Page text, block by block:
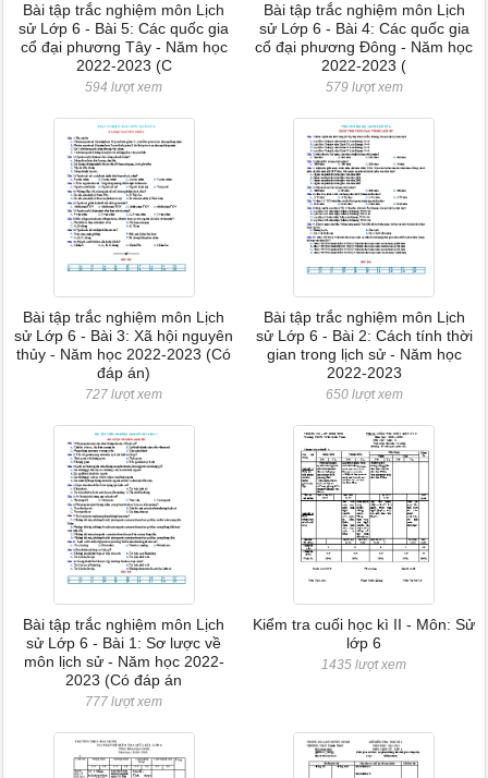
Bài tập trắc nghiệm môn Lịch
sử Lớp 6 - Bài 5: Các quốc gia
cổ đại phương Tây - Năm học
2022-2023 (C
594 lượt xem
Bài tập trắc nghiệm môn Lịch
sử Lớp 6 - Bài 4: Các quốc gia
cổ đại phương Đông - Năm học
2022-2023 (
579 lượt xem
Bài tập trắc nghiệm môn Lịch
sử Lớp 6 - Bài 3: Xã hội nguyên
thủy - Năm học 2022-2023 (Có
đáp án)
727 lượt xem
Bài tập trắc nghiệm môn Lịch
sử Lớp 6 - Bài 2: Cách tính thời
gian trong lịch sử - Năm học
2022-2023
650 lượt xem
Bài tập trắc nghiệm môn Lịch
sử Lớp 6 - Bài 1: Sơ lược về
môn lịch sử - Năm học 2022-
2023 (Có đáp án
777 lượt xem
Kiểm tra cuối học kì II - Môn: Sử
lớp 6
1435 lượt xem